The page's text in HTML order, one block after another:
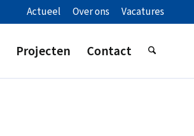
Actueel Over ons Vacatures
Projecten Contact